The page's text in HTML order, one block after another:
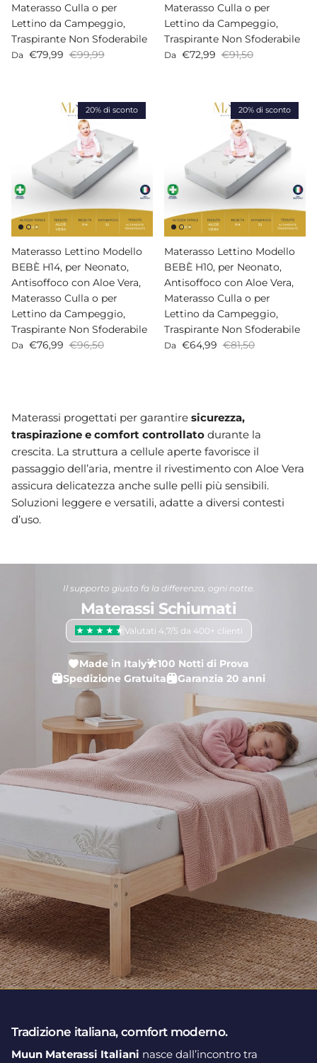
Materasso Culla o per
Lettino da Campeggio,
Traspirante Non Sfoderabile
Prezzo di vendita
Da €79,99 Prezzo normale
€99,99
Materasso Culla o per
Lettino da Campeggio,
Traspirante Non Sfoderabile
Prezzo di vendita
Da €72,99 Prezzo normale
€91,50
20% di sconto
Materasso Lettino Modello
BEBÈ H14, per Neonato,
Antisoffoco con Aloe Vera,
Materasso Culla o per
Lettino da Campeggio,
Traspirante Non Sfoderabile
Prezzo di vendita
Da €76,99 Prezzo normale
€96,50
20% di sconto
Materasso Lettino Modello
BEBÈ H10, per Neonato,
Antisoffoco con Aloe Vera,
Materasso Culla o per
Lettino da Campeggio,
Traspirante Non Sfoderabile
Prezzo di vendita
Da €64,99 Prezzo normale
€81,50
Materassi progettati per garantire sicurezza,
traspirazione e comfort controllato durante la
crescita. La struttura a cellule aperte favorisce il
passaggio dell’aria, mentre il rivestimento con Aloe Vera
assicura delicatezza anche sulle pelli più sensibili.
Soluzioni leggere e versatili, adatte a diversi contesti
d’uso.
Il supporto giusto fa la differenza, ogni notte.
Materassi Schiumati
Valutati 4,7/5 da 400+ clienti
Made in Italy
100 Notti di Prova
Spedizione Gratuita
Garanzia 20 anni
Tradizione italiana, comfort moderno.
Muun Materassi Italiani nasce dall’incontro tra